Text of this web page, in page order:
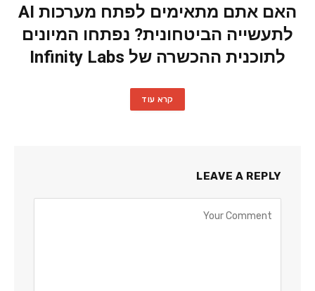
האם אתם מתאימים לפתח מערכות AI
לתעשייה הביטחונית? נפתחו המיונים
לתוכנית ההכשרה של Infinity Labs
קרא עוד
LEAVE A REPLY